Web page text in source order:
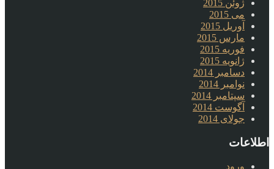
ژوئن 2015
می 2015
آوریل 2015
مارس 2015
فوریه 2015
ژانویه 2015
دسامبر 2014
نوامبر 2014
سپتامبر 2014
آگوست 2014
جولای 2014
اطلاعات
ورود